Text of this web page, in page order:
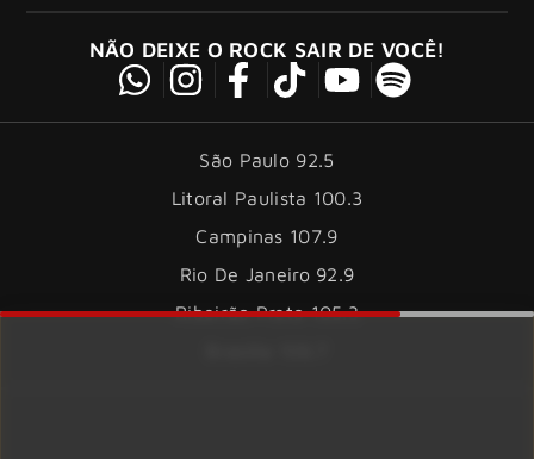
NÃO DEIXE O ROCK SAIR DE VOCÊ!
São Paulo 92.5
Litoral Paulista 100.3
Campinas 107.9
Rio De Janeiro 92.9
Ribeirão Preto 105.3